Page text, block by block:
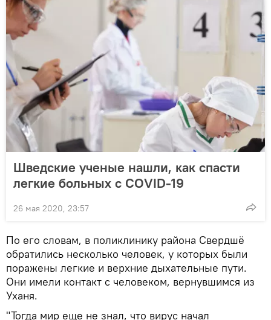
Шведские ученые нашли, как спасти
легкие больных с CОVID-19
26 мая 2020, 23:57
По его словам, в поликлинику района Свердшё
обратились несколько человек, у которых были
поражены легкие и верхние дыхательные пути.
Они имели контакт с человеком, вернувшимся из
Уханя.
"Тогда мир еще не знал, что вирус начал